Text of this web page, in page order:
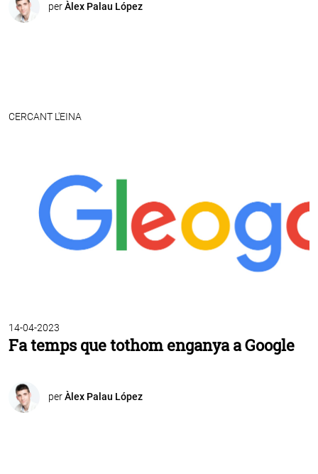
perÀlex Palau López
CERCANT L'EINA
14-04-2023
Fa temps que tothom enganya a Google
perÀlex Palau López